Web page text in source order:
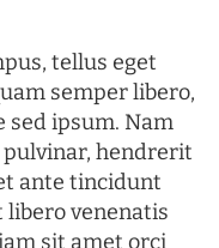
tellus eget
semper libero,
sed ipsum. Nam
hendrerit
ante tincidunt
libero venenatis
sit amet orci